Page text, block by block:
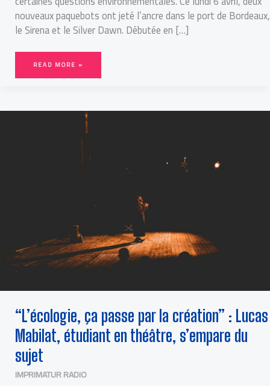
nouveaux paquebots ont jeté l’ancre dans le port de Bordeaux,
le Sirena et le Silver Dawn. Débutée en […]
READ MORE »
“L’écologie, ça passe par la création” : Lucas
Mabilat, étudiant en théâtre, s’empare du
sujet
IMPRIMATUR RADIO
“L’ÉCOLOGIE,